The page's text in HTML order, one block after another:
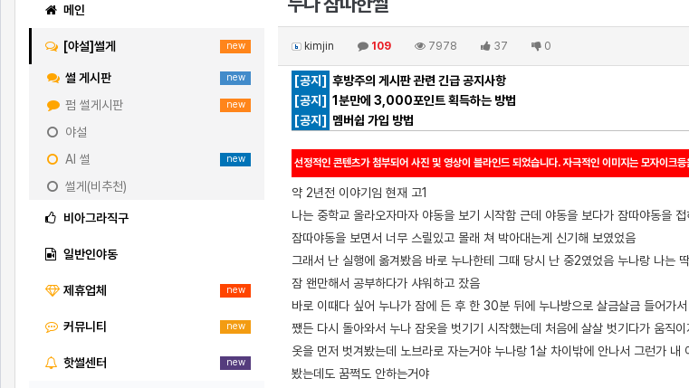
kimjin 109 7978 37 0
[공지] 후방주의 게시판 관련 긴급 공지사항
[공지] 1분만에 3,000포인트 획득하는 방법
[공지]
멤버쉽 가입 방법
선정적인 콘텐츠가 첨부되어 사진 및 영상이 블라인드 되었습니다. 자극적인 이미지는 모자이크
약 2년전 이야기임 현재 고1
나는 중학교 올라오자마자 야동을 보기 시작함 근데 야동을 보다가 잠따야동을 접
잠따야동을 보면서 너무 스릴있고 몰래 쳐 박아대는게 신기해 보였었음
그래서 난 실행에 옮겨봤음 바로 누나한테 그때 당시 난 중2였었음 누나랑 나는
잠 왠만해서 공부하다가 샤워하고 잤음
바로 이때다 싶어 누나가 잠에 든 후 한 30분 뒤에 누나방으로 살금살금 들어가
쨌든 다시 돌아와서 누나 잠옷을 벗기기 시작했는데 처음에 살살 벗기다가 움직
옷을 먼저 벗겨봤는데 노브라로 자는거야 누나랑 1살 차이밖에 안나서 그런가
봤는데도 꿈쩍도 안하는거야
메인
[야설]썰게 new
new
썰 게시판
new
펌 썰게시판
야설
new
AI 썰
썰게(비추천)
비아그라직구
일반인야동
제휴업체 new
커뮤니티 new
핫썰센터 new